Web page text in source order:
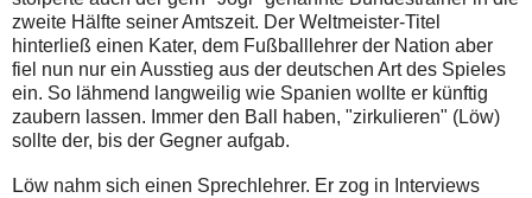
zweite Hälfte seiner Amtszeit. Der Weltmeister-Titel
hinterließ einen Kater, dem Fußballlehrer der Nation aber
fiel nun nur ein Ausstieg aus der deutschen Art des Spieles
ein. So lähmend langweilig wie Spanien wollte er künftig
zaubern lassen. Immer den Ball haben, "zirkulieren" (Löw)
sollte der, bis der Gegner aufgab.
Löw nahm sich einen Sprechlehrer. Er zog in Interviews